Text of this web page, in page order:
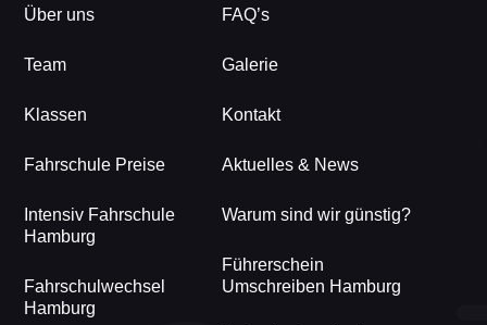
Über uns
Team
Klassen
Fahrschule Preise
Intensiv Fahrschule
Hamburg
Fahrschulwechsel
Hamburg
FAQ’s
Galerie
Kontakt
Aktuelles & News
Warum sind wir günstig?
Führerschein
Umschreiben Hamburg